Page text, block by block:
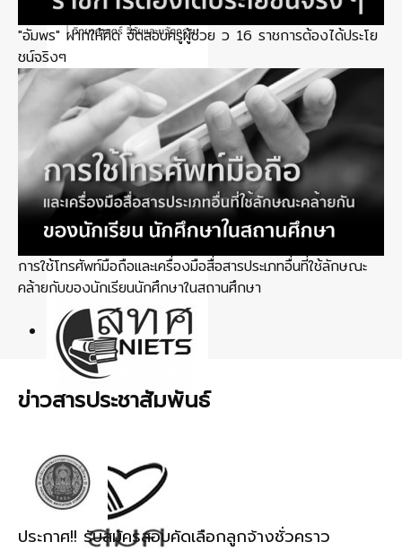
"อัมพร" ฝากให้คิด จัดสอบครูผู้ช่วย ว 16 ราชการต้องได้ประโย
ชน์จริงๆ
การใช้โทรศัพท์มือถือและเครื่องมือสื่อสารประเภทอื่นที่ใช้ลักษณะ
คล้ายกับของนักเรียนนักศึกษาในสถานศึกษา
ข่าวสารประชาสัมพันธ์
ประกาศ!! รับสมัครสอบคัดเลือกลูกจ้างชั่วคราว